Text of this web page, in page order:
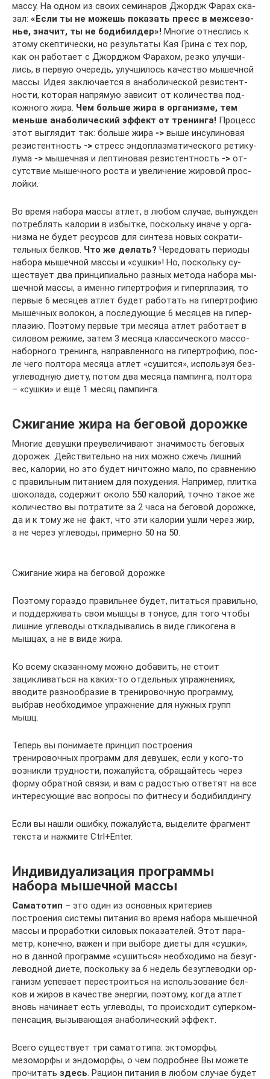
мас­су. На од­ном из сво­их се­ми­на­ров Джордж Фа­рах ска­
зал: «Ес­ли ты не мо­жешь по­ка­зать пресс в меж­се­зо­
нье, зна­чит, ты не бо­ди­бил­дер»! Мно­гие от­нес­лись к
это­му скеп­ти­чес­ки, но ре­зуль­та­ты Кая Гри­на с тех пор,
как он ра­бо­та­ет с Джор­д­жом Фа­ра­хом, рез­ко улуч­ши­
лись, в пер­вую оче­редь, улуч­ши­лось ка­чест­во мы­шеч­ной
мас­сы. Идея за­к­лю­ча­ет­ся в ана­бо­ли­чес­кой ре­зис­тен­т­
нос­ти, ко­то­рая на­п­ря­мую за­ви­сит от ко­ли­чест­ва под­
кож­но­го жи­ра. Чем боль­ше жи­ра в ор­га­низ­ме, тем
мень­ше ана­бо­ли­чес­кий эф­фект от тре­нин­га! Про­цесс
этот выг­ля­дит так: боль­ше жи­ра -> вы­ше ин­су­ли­но­вая
ре­зис­тен­т­ность -> стресс эн­до­плаз­ма­ти­чес­ко­го ре­ти­ку­
лу­ма -> мы­шеч­ная и леп­ти­но­вая ре­зис­тен­т­ность -> от­
сут­с­т­вие мы­шеч­но­го рос­та и уве­ли­че­ние жи­ро­вой про­с­
лой­ки.
Во время набора массы атлет, в любом случае, вынужден
потреблять ка­ло­рии в из­быт­ке, по­с­коль­ку ина­че у ор­га­
низ­ма не бу­дет ре­сур­сов для син­те­за но­вых со­к­ра­ти­
тель­ных бел­ков. Что же де­лать? Че­ре­до­вать пе­ри­о­ды
на­бо­ра мы­шеч­ной мас­сы и «суш­ки»! Но, по­с­коль­ку су­
щес­т­ву­ет два прин­ци­пи­аль­но раз­ных ме­то­да на­бо­ра мы­
шеч­ной мас­сы, а имен­но ги­пер­тро­фия и ги­пер­пла­зия, то
пер­вые 6 ме­ся­цев ат­лет бу­дет ра­бо­тать на ги­пер­тро­фию
мы­шеч­ных во­ло­кон, а пос­ле­ду­ю­щие 6 ме­ся­цев на ги­пер­
пла­зию. По­э­то­му перв­ые три ме­ся­ца ат­лет ра­бо­та­ет в
си­ло­вом ре­жи­ме, за­тем 3 ме­ся­ца клас­си­чес­ко­го мас­со­
на­бор­но­го тре­нин­га, нап­рав­лен­но­го на ги­пер­тро­фию, пос­
ле че­го пол­то­ра ме­ся­ца ат­лет «су­шит­ся», ис­по­ль­зуя бе­з­
уг­ле­вод­ную ди­е­ту, по­том два ме­ся­ца пам­пин­га, пол­то­ра
– «суш­ки» и ещё 1 ме­сяц пам­пин­га.
Сжигание жира на беговой дорожке
Многие девушки преувеличивают значимость беговых
дорожек. Действительно на них можно сжечь лишний
вес, калории, но это будет ничтожно мало, по сравнению
с правильным питанием для похудения. Например, плитка
шоколада, содержит около 550 калорий, точно такое же
количество вы потратите за 2 часа на беговой дорожке,
да и к тому же не факт, что эти калории ушли через жир,
а не через углеводы, примерно 50 на 50.
Сжигание жира на беговой дорожке
Поэтому гораздо правильнее будет, питаться правильно,
и поддерживать свои мышцы в тонусе, для того чтобы
лишние углеводы откладывались в виде гликогена в
мышцах, а не в виде жира.
Ко всему сказанному можно добавить, не стоит
зацикливаться на каких-то отдельных упражнениях,
вводите разнообразие в тренировочную программу,
выбрав необходимое упражнение для нужных групп
мышц.
Теперь вы понимаете принцип построения
тренировочных программ для девушек, если у кого-то
возникли трудности, пожалуйста, обращайтесь через
форму обратной связи, и вам с радостью ответят на все
интересующие вас вопросы по фитнесу и бодибилдингу.
Если вы нашли ошибку, пожалуйста, выделите фрагмент
текста и нажмите Ctrl+Enter.
Индивидуализация программы
набора мышечной массы
Саматотип – это один из основных критериев
построения сис­те­мы пи­та­ния во вре­мя на­бо­ра мы­шеч­ной
мас­сы и про­ра­бот­ки си­ло­вых по­ка­за­те­лей. Этот па­ра­
метр, ко­неч­но, ва­жен и при вы­бо­ре ди­е­ты для «суш­ки»,
но в дан­ной прог­рам­ме «су­шить­ся» не­об­хо­ди­мо на бе­з­уг­
ле­вод­ной ди­е­те, по­с­коль­ку за 6 не­дель бе­з­уг­ле­вод­ки ор­
га­низм ус­пе­ва­ет пе­ре­стро­ить­ся на ис­поль­зо­ва­ние бел­
ков и жи­ров в ка­чест­ве энер­гии, по­э­то­му, ког­да ат­лет
вновь на­чи­на­ет есть уг­ле­во­ды, то про­ис­хо­дит су­пер­ком­
пен­са­ция, вы­зы­ва­ю­щая ана­бо­ли­чес­кий эф­фект.
Всего существует три саматотипа: эктоморфы,
мезоморфы и эндоморфы, о чем по­д­роб­нее Вы мо­же­те
про­чи­тать здесь. Ра­ци­он пи­та­ния в лю­бом слу­чае бу­дет